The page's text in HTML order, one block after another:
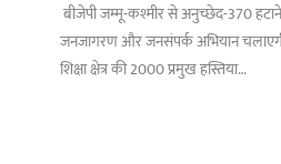
बीजेपी जम्मू-कश्मीर से अनुच्छेद-370
जनजागरण और जनसंपर्क अभियान
शिक्षा क्षेत्र की 2000 प्रमुख हस्तिया…